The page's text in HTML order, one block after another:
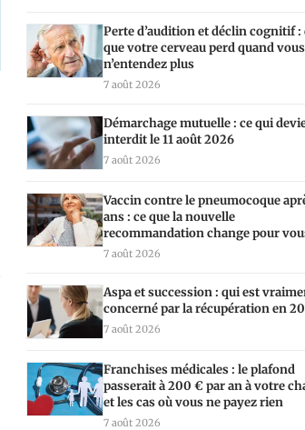
Perte d’audition et déclin cognitif :
que votre cerveau perd quand vous
n’entendez plus
7 août 2026
Démarchage mutuelle : ce qui
interdit le 11 août 2026
7 août 2026
Vaccin contre le pneumocoque
ans : ce que la nouvelle
recommandation change pour
7 août 2026
Aspa et succession : qui est
concerné par la récupération en
7 août 2026
Franchises médicales : le plafond
passerait à 200 € par an à votre
et les cas où vous ne payez rien
7 août 2026